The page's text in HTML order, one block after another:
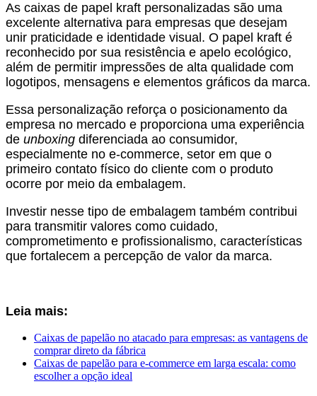
As caixas de papel kraft personalizadas são uma
excelente alternativa para empresas que desejam
unir praticidade e identidade visual. O papel kraft é
reconhecido por sua resistência e apelo ecológico,
além de permitir impressões de alta qualidade com
logotipos, mensagens e elementos gráficos da marca.
Essa personalização reforça o posicionamento da
empresa no mercado e proporciona uma experiência
de unboxing diferenciada ao consumidor,
especialmente no e-commerce, setor em que o
primeiro contato físico do cliente com o produto
ocorre por meio da embalagem.
Investir nesse tipo de embalagem também contribui
para transmitir valores como cuidado,
comprometimento e profissionalismo, características
que fortalecem a percepção de valor da marca.
Leia mais:
Caixas de papelão no atacado para empresas: as vantagens de
comprar direto da fábrica
Caixas de papelão para e-commerce em larga escala: como
escolher a opção ideal